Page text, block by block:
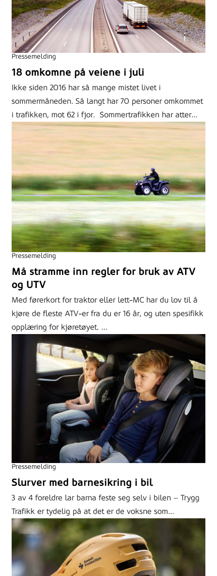
Pressemelding
18 omkomne på veiene i juli
Ikke siden 2016 har så mange mistet livet i
sommermåneden. Så langt har 70 personer omkommet
i trafikken, mot 62 i fjor. Sommertrafikken har atter…
Pressemelding
Må stramme inn regler for bruk av ATV
og UTV
Med førerkort for traktor eller lett-MC har du lov til å
kjøre de fleste ATV-er fra du er 16 år, og uten spesifikk
opplæring for kjøretøyet. …
Pressemelding
Slurver med barnesikring i bil
3 av 4 foreldre lar barna feste seg selv i bilen – Trygg
Trafikk er tydelig på at det er de voksne som…